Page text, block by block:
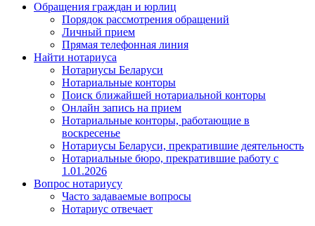
Обращения граждан и юрлиц
Порядок рассмотрения обращений
Личный прием
Прямая телефонная линия
Найти нотариуса
Нотариусы Беларуси
Нотариальные конторы
Поиск ближайшей нотариальной конторы
Онлайн запись на прием
Нотариальные конторы, работающие в
воскресенье
Нотариусы Беларуси, прекратившие деятельность
Нотариальные бюро, прекратившие работу с
1.01.2026
Вопрос нотариусу
Часто задаваемые вопросы
Нотариус отвечает